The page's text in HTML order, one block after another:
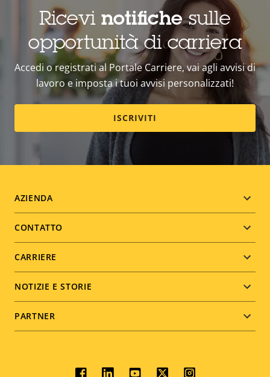
Ricevi notifichesulle
opportunità di carriera
Accedi o registrati al Portale Carriere, vai agli avvisi di
lavoro e imposta i tuoi avvisi personalizzati!
ISCRIVITI
Footer
menu
AZIENDA
CONTATTO
CARRIERE
NOTIZIE E STORIE
PARTNER